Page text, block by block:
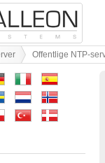
Offentlige NTP-